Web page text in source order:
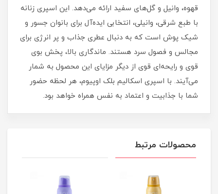
قهوه، وانیل و گل‌های سفید ارائه می‌دهد. این اسپری زنانه
با طبع شرقی، وانیلی، انتخابی ایده‌آل برای بانوان جسور و
شیک‌ پوش است که به دنبال عطری جذاب و پر انرژی برای
مجالس و فصول سرد هستند. ماندگاری بالا، پخش بوی
قوی و رایحه‌ای قوی از دیگر مزایای این محصول به شمار
می‌آیند. با اسپری اسکالیم بلک اوپیوم، هر لحظه حضور
شما با جذابیت و اعتماد به‌ نفس همراه خواهد بود.
محصولات مرتبط